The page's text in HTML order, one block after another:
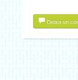
Deixa un